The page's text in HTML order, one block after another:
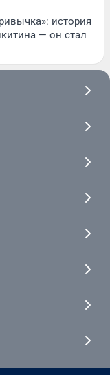
история
— он стал